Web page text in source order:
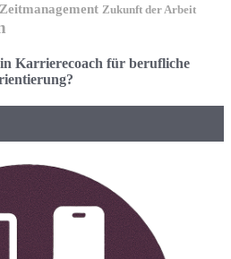
Zeitmanagement Zukunft der Arbeit
Karrierecoach für berufliche